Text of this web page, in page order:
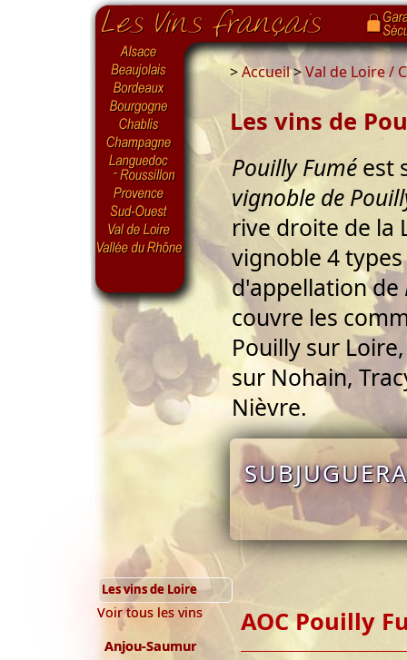
>Accueil>Val de Loire /
Les vins de
Pouilly Fumé est
vignoble de
rive droite de la
vignoble 4
d'appellation de
couvre les
Pouilly sur
sur Nohain,
Nièvre.
Les vins de Loire
Voir tous les vins
Anjou-Saumur
AOC Pouilly